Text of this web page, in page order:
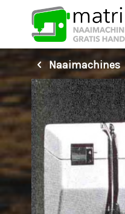
Naaimachines